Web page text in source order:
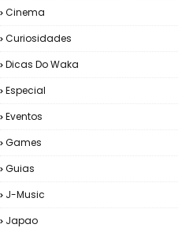
Cinema
Curiosidades
Dicas Do Waka
Especial
Eventos
Games
Guias
J-Music
Japao